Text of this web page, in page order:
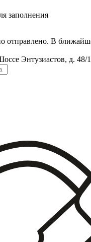
заполнения
отправлено. В
Энтузиастов, д. 48/1